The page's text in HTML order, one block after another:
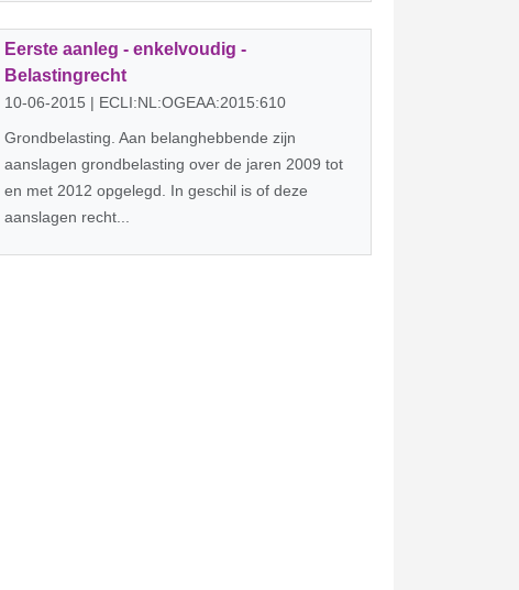
Eerste aanleg - enkelvoudig -
Belastingrecht
10-06-2015 | ECLI:NL:OGEAA:2015:610
Grondbelasting. Aan belanghebbende zijn
aanslagen grondbelasting over de jaren 2009 tot
en met 2012 opgelegd. In geschil is of deze
aanslagen recht...